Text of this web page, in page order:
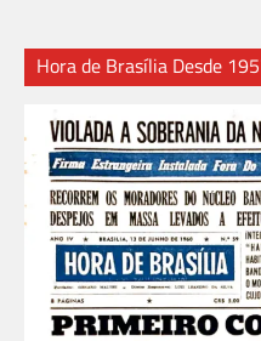
Hora de Brasília Desde